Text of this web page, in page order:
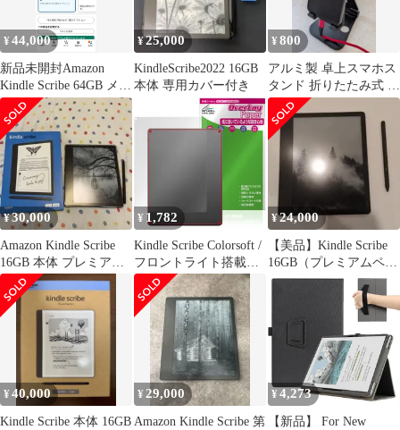
2025 /iPad Air 11インチ
2025/ iPad 第9/8/7世代
iPad
¥44,000
新品未開封Amazon
Kindle Scribe 64GB メタ
リックジェイド
¥25,000
KindleScribe2022 16GB
本体 専用カバー付き
¥800
アルミ製 卓上スマホス
タンド 折りたたみ式 ブ
ラック
¥30,000
Amazon Kindle Scribe
16GB 本体 プレミアム
ペン付
¥ 1,782
Kindle Scribe Colorsoft /
フロントライト搭載モ
デル 第3世代 26年 背面
保護フィルム OverLay
Paper for キンドル ホー
ルド感アップ
¥24,000
​【美品】Kindle Scribe
16GB（プレミアムペン
付）
¥40,000
Kindle Scribe 本体 16GB
¥ 29,000
Amazon Kindle Scribe 第
¥ 4,273
【新品】 For New